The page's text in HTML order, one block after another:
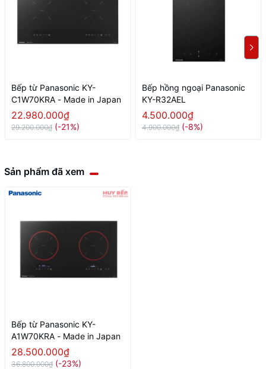
Bếp từ Panasonic KY-
C1W70KRA - Made in Japan
22.980.000₫
29.200.000₫ (-21%)
Bếp hồng ngoại Panasonic
KY-R32AEL
4.500.000₫
4.900.000₫ (-8%)
Sản phẩm đã xem
Bếp từ Panasonic KY-
A1W70KRA - Made in Japan
28.500.000₫
36.800.000₫ (-23%)